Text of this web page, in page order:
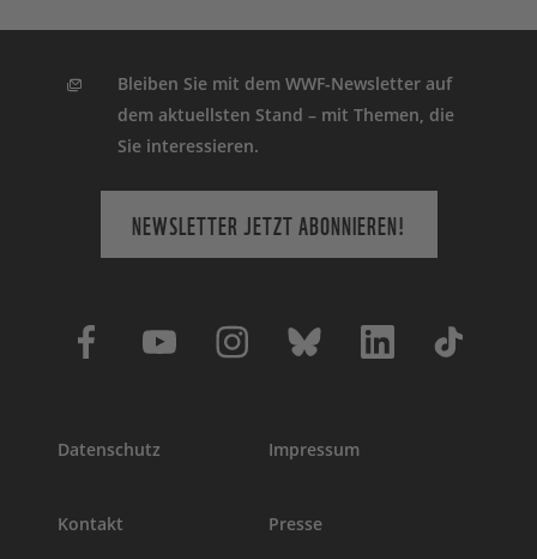
Bleiben Sie mit dem WWF-Newsletter auf
dem aktuellsten Stand – mit Themen, die
Sie interessieren.
NEWSLETTER JETZT ABONNIEREN!
Datenschutz Impressum
Kontakt Presse